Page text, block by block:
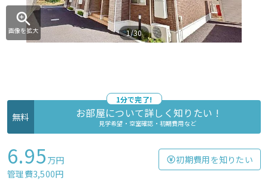
画像を拡大 1/30
1分で完了!
無料 お部屋について詳しく知りたい !
見学希望・空室確認・初期費用など
6.95 万円
管理費3,500円
初期費用を知りたい